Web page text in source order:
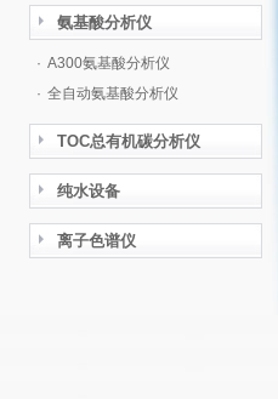
氨基酸分析仪
· A300氨基酸分析仪
· 全自动氨基酸分析仪
TOC总有机碳分析仪
纯水设备
离子色谱仪